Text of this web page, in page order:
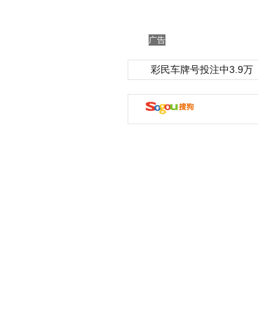
广告
彩民车牌号投注中3.9万